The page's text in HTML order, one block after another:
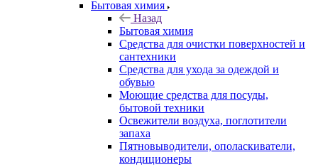
Бытовая химия
Назад
Бытовая химия
Средства для очистки поверхностей и
сантехники
Средства для ухода за одеждой и
обувью
Моющие средства для посуды,
бытовой техники
Освежители воздуха, поглотители
запаха
Пятновыводители, ополаскиватели,
кондиционеры